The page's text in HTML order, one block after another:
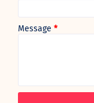
Message *